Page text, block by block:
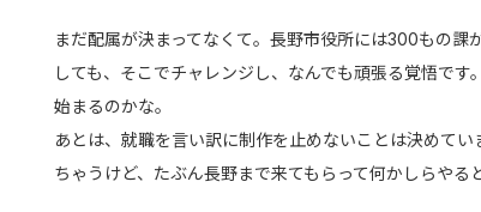
まだ配属が決まってなくて。長野市役所には300もの
しても、そこでチャレンジし、なんでも頑張る覚悟で
始まるのかな。
あとは、就職を言い訳に制作を止めないことは決めて
ちゃうけど、たぶん長野まで来てもらって何かしらやる